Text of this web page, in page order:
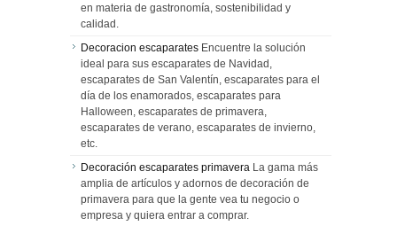
en materia de gastronomía, sostenibilidad y
calidad.
Decoracion escaparates Encuentre la solución
ideal para sus escaparates de Navidad,
escaparates de San Valentín, escaparates para el
día de los enamorados, escaparates para
Halloween, escaparates de primavera,
escaparates de verano, escaparates de invierno,
etc.
Decoración escaparates primavera La gama más
amplia de artículos y adornos de decoración de
primavera para que la gente vea tu negocio o
empresa y quiera entrar a comprar.